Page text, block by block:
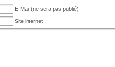
E-Mail (ne sera pas publié)
Site internet